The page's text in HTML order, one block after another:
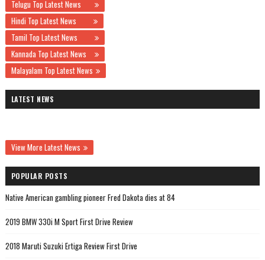
Telugu Top Latest News
Hindi Top Latest News
Tamil Top Latest News
Kannada Top Latest News
Malayalam Top Latest News
LATEST NEWS
View More Latest News
POPULAR POSTS
Native American gambling pioneer Fred Dakota dies at 84
2019 BMW 330i M Sport First Drive Review
2018 Maruti Suzuki Ertiga Review First Drive